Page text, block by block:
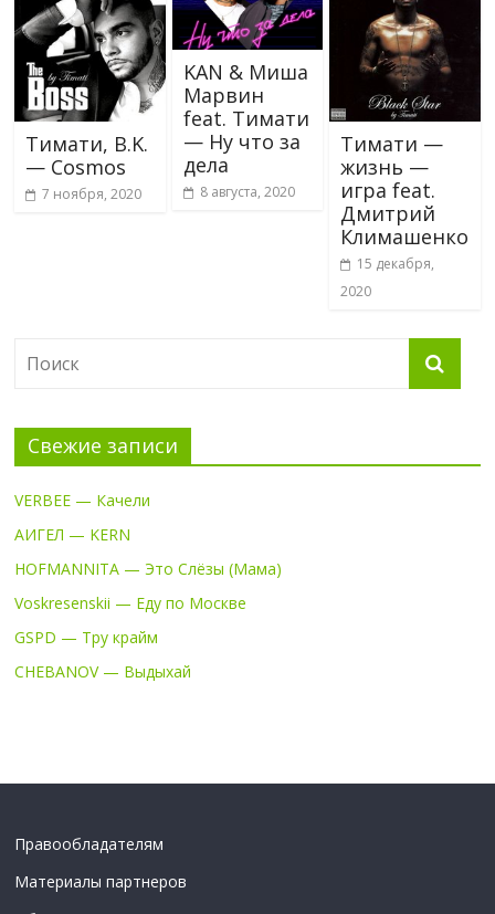
Тимати, B.K.
— Cosmos
7 ноября, 2020
KAN & Миша
Марвин
feat. Тимати
— Ну что за
дела
8 августа, 2020
Тимати —
жизнь —
игра feat.
Дмитрий
Климашенко
15 декабря,
2020
Свежие записи
VERBEE — Качели
АИГЕЛ — KERN
HOFMANNITA — Это Слёзы (Мама)
Voskresenskii — Еду по Москве
GSPD — Тру крайм
CHEBANOV — Выдыхай
Правообладателям
Материалы партнеров